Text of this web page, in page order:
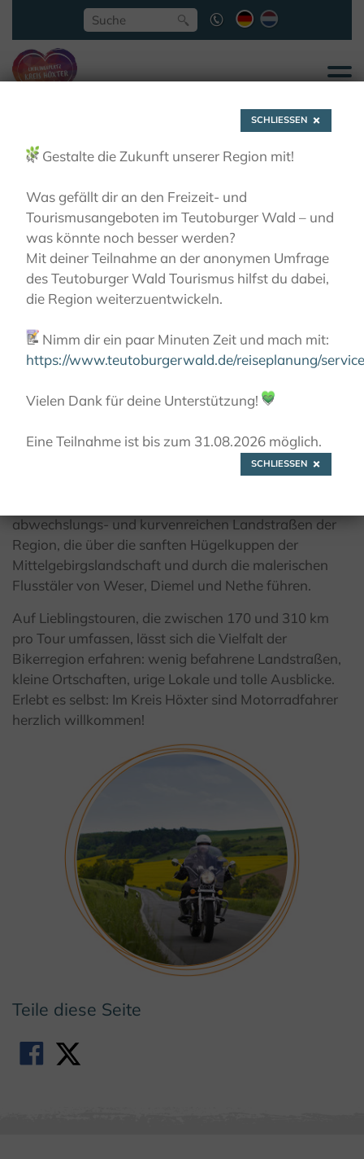
Lieblingstouren
AKTIVITÄTEN MOTORRAD
abwechslungs- und kurvenreichen Landstraßen der
Region, die über die sanften Hügelkuppen der
Mittelgebirgslandschaft und durch die malerischen
Flusstäler von Weser, Diemel und Nethe führen.
Auf Lieblingstouren, die zwischen 170 und 310 km
pro Tour umfassen, lässt sich die Vielfalt der
Bikerregion erfahren: wenig befahrene Landstraßen,
kleine Ortschaften, urige Lokale und tolle Ausblicke.
Erlebt es selbst: Im Kreis Höxter sind Motorradfahrer
herzlich willkommen!
Teile diese Seite
SCHLIESSEN
🌿 Gestalte die Zukunft unserer Region mit!
Was gefällt dir an den Freizeit- und
Tourismusangeboten im Teutoburger Wald – und
was könnte noch besser werden?
Mit deiner Teilnahme an der anonymen Umfrage
des Teutoburger Wald Tourismus hilfst du dabei,
die Region weiterzuentwickeln.
📝 Nimm dir ein paar Minuten Zeit und mach mit:
https://www.teutoburgerwald.de/reiseplanung/
Vielen Dank für deine Unterstützung! 💚
Eine Teilnahme ist bis zum 31.08.2026 möglich.
SCHLIESSEN